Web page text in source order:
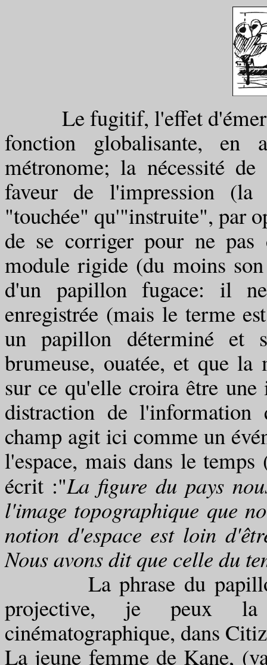
Le fugitif, l'effet
fonction globalisante, en
métronome; la nécessité
faveur de l'impression
"touchée" qu'"instruite", par
de se corriger pour ne
module rigide (du moins
d'un papillon fugace: il
enregistrée (mais le terme
un papillon déterminé et
brumeuse, ouatée, et que
sur ce qu'elle croira être
distraction de l'information
champ agit ici comme un
l'espace, mais dans le
écrit :"La figure du pays
l'image topographique que
notion d'espace est loin
Nous avons dit que celle du
La phrase du papillon,
projective, je peux
cinématographique, dans
La jeune femme de Kane,